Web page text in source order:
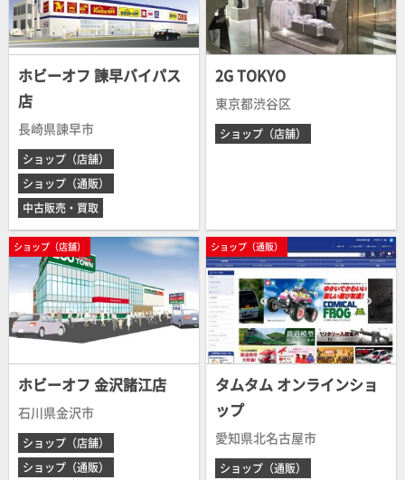
ホビーオフ 諫早バイパス
店
長崎県諫早市
ショップ（店舗）
ショップ（通販）
中古販売・買取
2G TOKYO
東京都渋谷区
ショップ（店舗）
ショップ（店舗）
ホビーオフ 金沢諸江店
石川県金沢市
ショップ（店舗）
ショップ（通販）
ショップ（通販）
タムタム オンラインショ
ップ
愛知県北名古屋市
ショップ（通販）